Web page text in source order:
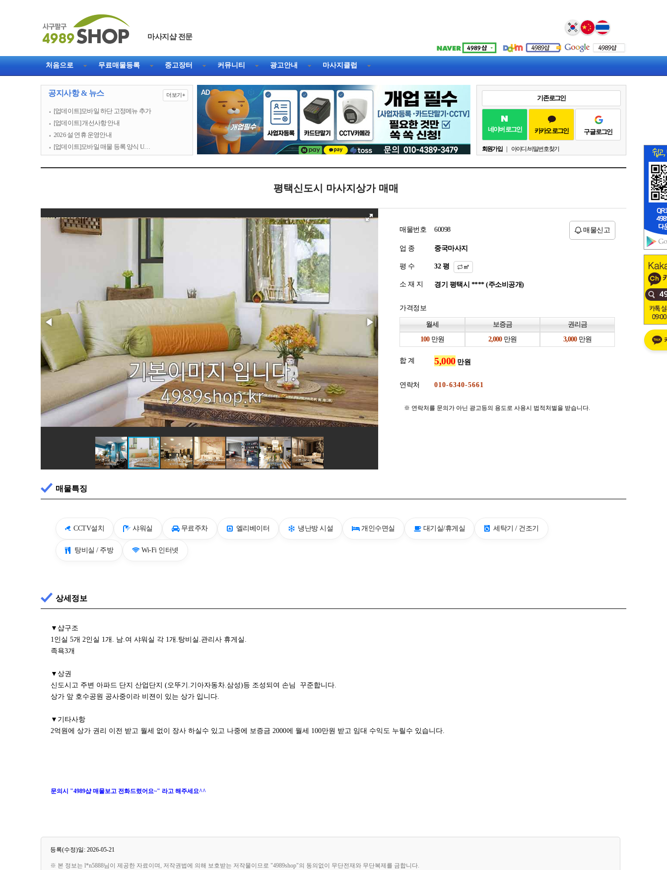
Select Language ▼
마사지샵 전문
처음으로 무료매물등록 중고장터 커뮤니티 광고안내 마사지클럽
공지사항 & 뉴스 더보기+
[업데이트]모바일 하단 고정메뉴 추가
[업데이트] 개선사항 안내
2026 설 연휴 운영안내
[업데이트]모바일 매물 등록 양식 U…
기존 로그인
네이버 로그인 카카오 로그인 구글 로그인
회원가입 아이디 / 비밀번호 찾기
평택신도시 마사지상가 매매
매물번호 60098 매물신고
업 종 중국마사지
평 수 평 ㎡
소 재 지 경기 평택시 **** (주소비공개)
가격정보
월세 보증금
권리금
만원
만원 만원
합 계 만원
연락처
※ 연락처를 문의가 아닌 광고등의 용도로 사용시 법적처벌을 받습니다.
매물특징
CCTV설치 샤워실 무료주차 엘리베이터 냉난방 시설 개인수면실 대기실/휴게실 세탁기 / 건조기
탕비실 / 주방 Wi-Fi 인터넷
상세정보
▼샵구조
1인실 5개 2인실 1개. 남.여 샤워실 각 1개.탕비실.관리사 휴게실.
족욕3개
▼상권
신도시고 주변 아파드 단지 산업단지 (오뚜기.기아자동차.삼성)등 조성되여 손님 꾸준합니다.
상가 앞 호수공원 공사중이라 비젼이 있는 상가 입니다.
▼기타사항
2억원에 상가 권리 이전 받고 월세 없이 장사 하실수 있고 나중에 보증금 2000에 월세 100만원 받고 임대 수익도 누릴수 있습니다.
문의시 "4989샵 매물보고 전화드렸어요~" 라고 해주세요^^
등록(수정)일: 2026-05-21
※ 본 정보는 l*n5888님이 제공한 자료이며, 저작권법에 의해 보호받는 저작물이므로 "4989shop"의 동의없이 무단전재와 무단복제를 금합니다.